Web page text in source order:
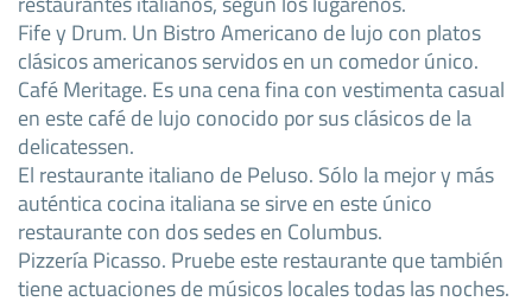
Fife y Drum. Un Bistro Americano de lujo con platos
clásicos americanos servidos en un comedor único.
Café Meritage. Es una cena fina con vestimenta casual
en este café de lujo conocido por sus clásicos de la
delicatessen.
El restaurante italiano de Peluso. Sólo la mejor y más
auténtica cocina italiana se sirve en este único
restaurante con dos sedes en Columbus.
Pizzería Picasso. Pruebe este restaurante que también
tiene actuaciones de músicos locales todas las noches.